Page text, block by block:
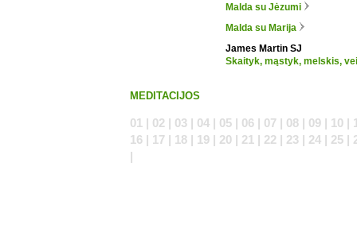
Malda su Jėzumi
Malda su Marija
James Martin SJ
Skaityk, mąstyk, melskis,
MEDITACIJOS
01 | 02 | 03 | 04 | 05 | 06 | 07 | 08 | 09 | 10 |
16 | 17 | 18 | 19 | 20 | 21 | 22 | 23 | 24 | 25 |
|